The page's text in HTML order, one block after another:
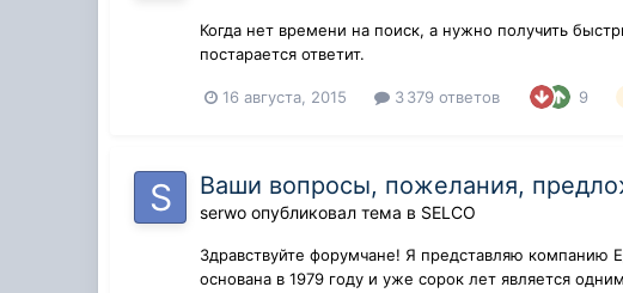
Когда нет времени на поиск, а нужно получить
постарается ответит.
16 августа, 2015 3 379 ответов 9
Ваши вопросы, пожелания,
serwo опубликовал тема в SELCO
Здравствуйте форумчане! Я представляю компанию
основана в 1979 году и уже сорок лет является